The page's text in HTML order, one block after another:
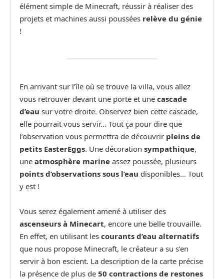
élément simple de Minecraft, réussir à réaliser des
projets et machines aussi poussées relève du génie
!
En arrivant sur l’île où se trouve la villa, vous allez
vous retrouver devant une porte et une cascade
d’eau sur votre droite. Observez bien cette cascade,
elle pourrait vous servir… Tout ça pour dire que
l’observation vous permettra de découvrir pleins de
petits EasterEggs. Une décoration sympathique,
une atmosphère marine assez poussée, plusieurs
points d’observations sous l’eau disponibles… Tout
y est !
Vous serez également amené à utiliser des
ascenseurs à Minecart, encore une belle trouvaille.
En effet, en utilisant les courants d’eau alternatifs
que nous propose Minecraft, le créateur a su s’en
servir à bon escient. La description de la carte précise
la présence de plus de 50 contractions de restones